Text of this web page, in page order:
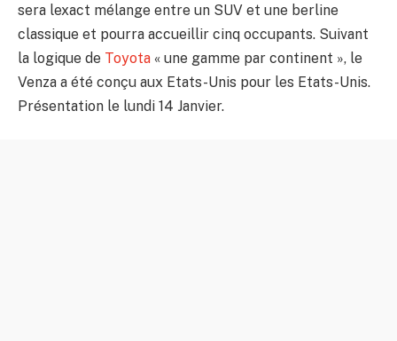
sera lexact mélange entre un SUV et une berline
classique et pourra accueillir cinq occupants. Suivant
la logique de Toyota « une gamme par continent », le
Venza a été conçu aux Etats-Unis pour les Etats-Unis.
Présentation le lundi 14 Janvier.